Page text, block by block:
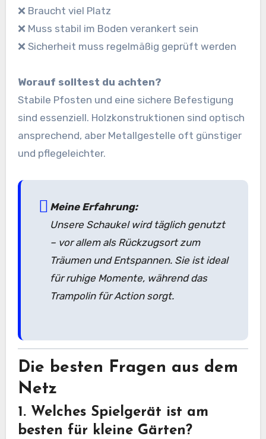
❌ Braucht viel Platz
❌ Muss stabil im Boden verankert sein
❌ Sicherheit muss regelmäßig geprüft werden
Worauf solltest du achten?
Stabile Pfosten und eine sichere Befestigung
sind essenziell. Holzkonstruktionen sind optisch
ansprechend, aber Metallgestelle oft günstiger
und pflegeleichter.
Meine Erfahrung:
Unsere Schaukel wird täglich genutzt
– vor allem als Rückzugsort zum
Träumen und Entspannen. Sie ist ideal
für ruhige Momente, während das
Trampolin für Action sorgt.
Die besten Fragen aus dem
Netz
1. Welches Spielgerät ist am
besten für kleine Gärten?